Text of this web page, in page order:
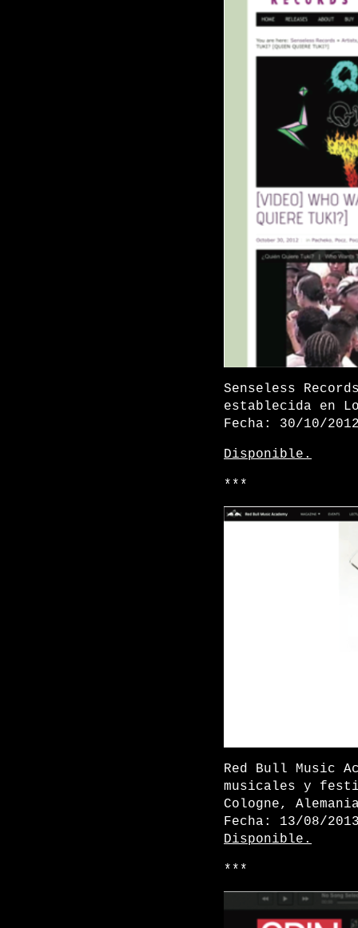
Senseless
establecida en
Fecha: 30/10/
Disponible.
***
Red Bull Music
musicales y
Cologne,
Fecha: 13/08/
Disponible.
***